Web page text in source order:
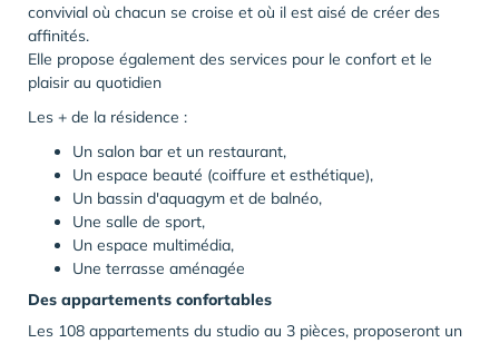
convivial où chacun se croise et où il est aisé de créer des
affinités.
Elle propose également des services pour le confort et le
plaisir au quotidien
Les + de la résidence :
Un salon bar et un restaurant,
Un espace beauté (coiffure et esthétique),
Un bassin d'aquagym et de balnéo,
Une salle de sport,
Un espace multimédia,
Une terrasse aménagée
Des appartements confortables
Les 108 appartements du studio au 3 pièces, proposeront un